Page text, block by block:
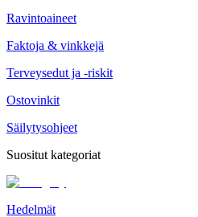
Ravintoaineet
Faktoja & vinkkejä
Terveysedut ja -riskit
Ostovinkit
Säilytysohjeet
Suositut kategoriat
Hedelmät